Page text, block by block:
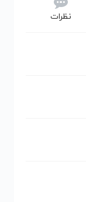
نظرات